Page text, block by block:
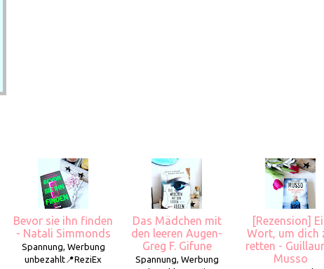
Bevor sie ihn finden
- Natali Simmonds
Spannung, Werbung
unbezahlt📍ReziEx
Das Mädchen mit
den leeren Augen-
Greg F. Gifune
Spannung, Werbung
[Rezension]
Wort, um dich
retten -
Musso